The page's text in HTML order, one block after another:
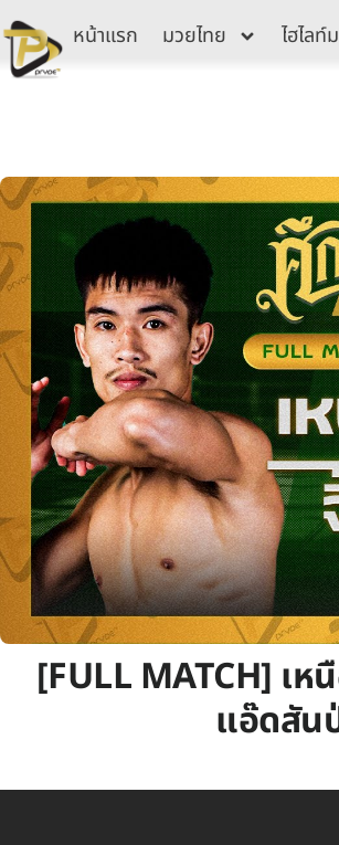
Skip
to
content
หน้าแรก มวยไทย ไฮไลท์
[FULL MATCH] เ
แอ๊ดสัน